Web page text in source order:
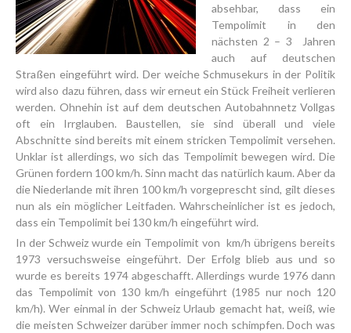
absehbar, dass ein
Tempolimit in den
nächsten 2 – 3 Jahren
auch auf deutschen
Straßen eingeführt wird. Der weiche Schmusekurs in der Politik
wird also dazu führen, dass wir erneut ein Stück Freiheit verlieren
werden. Ohnehin ist auf dem deutschen Autobahnnetz Vollgas
oft ein Irrglauben. Baustellen, sie sind überall und viele
Abschnitte sind bereits mit einem stricken Tempolimit versehen.
Unklar ist allerdings, wo sich das Tempolimit bewegen wird. Die
Grünen fordern 100 km/h. Sinn macht das natürlich kaum. Aber da
die Niederlande mit ihren 100 km/h vorgeprescht sind, gilt dieses
nun als ein möglicher Leitfaden. Wahrscheinlicher ist es jedoch,
dass ein Tempolimit bei 130 km/h eingeführt wird.
In der Schweiz wurde ein Tempolimit von km/h übrigens bereits
1973 versuchsweise eingeführt. Der Erfolg blieb aus und so
wurde es bereits 1974 abgeschafft. Allerdings wurde 1976 dann
das Tempolimit von 130 km/h eingeführt (1985 nur noch 120
km/h). Wer einmal in der Schweiz Urlaub gemacht hat, weiß, wie
die meisten Schweizer darüber immer noch schimpfen. Doch was